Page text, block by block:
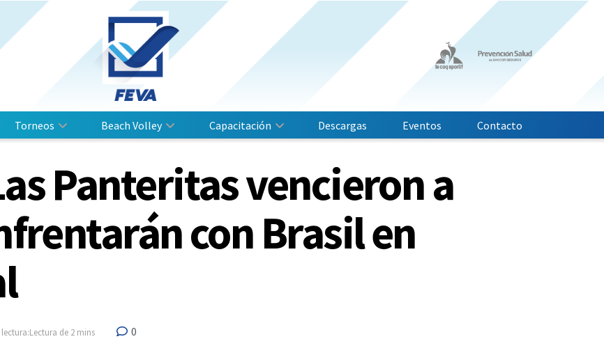
Torneos Beach Volley Capacitación Descargas Eventos Contacto
Panteritas vencieron a
con Brasil en
de 2 mins 0